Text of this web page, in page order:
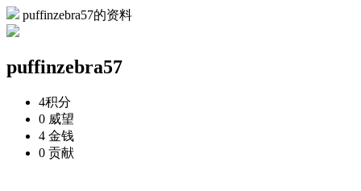
puffinzebra57的资料
puffinzebra57
4积分
0 威望
4 金钱
0 贡献